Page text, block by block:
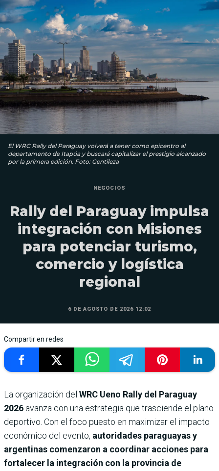
El WRC Rally del Paraguay volverá a tener como epicentro al
departamento de Itapúa y buscará capitalizar el prestigio alcanzado
por la primera edición. Foto: Gentileza
NEGOCIOS
Rally del Paraguay impulsa
integración con Misiones
para potenciar turismo,
comercio y logística
regional
6 DE AGOSTO DE 2026 12:02
Compartir en redes
La organización del WRC Ueno Rally del Paraguay
2026 avanza con una estrategia que trasciende el plano
deportivo. Con el foco puesto en maximizar el impacto
económico del evento, autoridades paraguayas y
argentinas comenzaron a coordinar acciones para
fortalecer la integración con la provincia de